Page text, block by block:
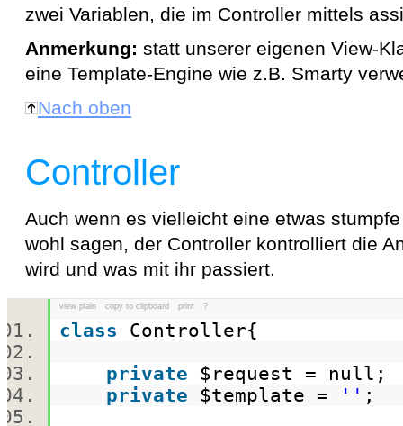
zwei Variablen, die im Controller mittels
Anmerkung: statt unserer eigenen View-
eine Template-Engine wie z.B. Smarty
Nach oben
Controller
Auch wenn es vielleicht eine etwas
wohl sagen, der Controller kontrolliert die
wird und was mit ihr passiert.
view plain copy to clipboard print ?
class Controller{
private
$request =
private
$template = '' ;